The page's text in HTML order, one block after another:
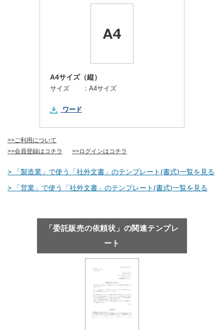
A4サイズ（縦）
サイズ ： A4サイズ
ワード
>>ご利用について
>>会員登録はコチラ
>>ログインはコチラ
> 「製造業」で使う「社外文書」のテンプレート(書式)一覧を見る
> 「営業」で使う「社外文書」のテンプレート(書式)一覧を見る
「委託販売の依頼状」の関連テンプレ
ート